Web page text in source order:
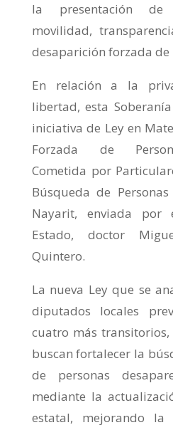
la presentación de
movilidad,
desaparición forzada de
En relación a la
libertad, esta
iniciativa de Ley en
Forzada de
Cometida por
Búsqueda de
Nayarit, enviada por
Estado, doctor
Quintero.
La nueva Ley que se
diputados locales
cuatro más
buscan fortalecer la
de personas
mediante la
estatal, mejorando la